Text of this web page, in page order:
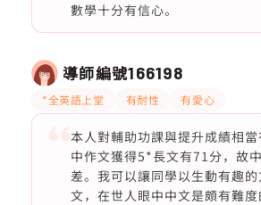
數學十分有信心。
導師編號166198
*全英語上堂 有耐性 有愛心
本人對輔助功課與提升成績相
中作文獲得5*長文有71分，故
差。我可以讓同學以生動有趣
文，在世人眼中中文是頗有難